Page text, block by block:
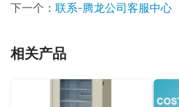
下一个： 联系-腾龙公司客服中心
相关产品